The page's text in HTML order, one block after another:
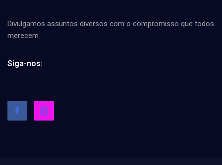
Divulgamos assuntos diversos com o compromisso que todos
merecem
Siga-nos: